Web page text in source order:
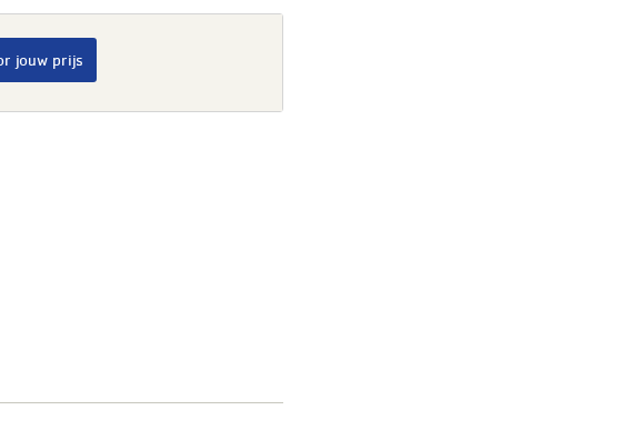
jouw prijs